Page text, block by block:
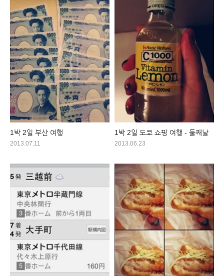
1박 2일 부산 여행
2013.07.11
1박 2일 도쿄 쇼핑 여행 - 둘째날
2013.06.23